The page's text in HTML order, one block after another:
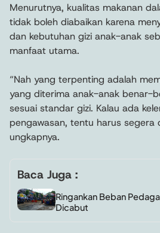
Menurutnya, kualitas makanan
tidak boleh diabaikan karena
dan kebutuhan gizi anak-anak
manfaat utama.
“Nah yang terpenting adalah
yang diterima anak-anak benar-
sesuai standar gizi. Kalau ada
pengawasan, tentu harus segera
ungkapnya.
Baca Juga :
Ringankan Beban
Dicabut